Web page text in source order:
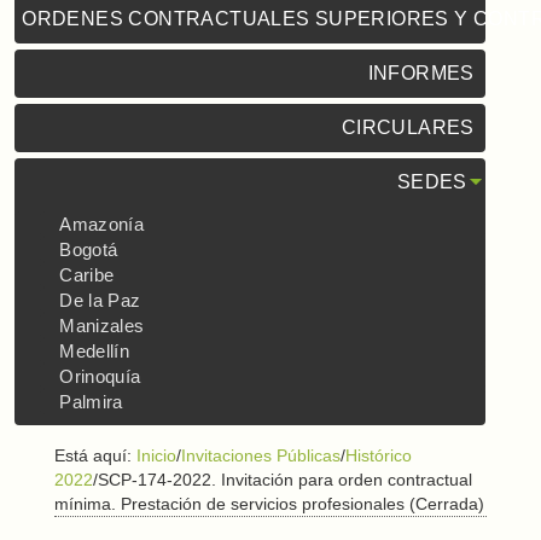
ORDENES CONTRACTUALES SUPERIORES Y
INFORMES
CIRCULARES
SEDES
Amazonía
Bogotá
Caribe
De la Paz
Manizales
Medellín
Orinoquía
Palmira
Está aquí: Inicio/Invitaciones Públicas/Histórico
2022/SCP-174-2022. Invitación para orden contractual
mínima. Prestación de servicios profesionales (Cerrada)